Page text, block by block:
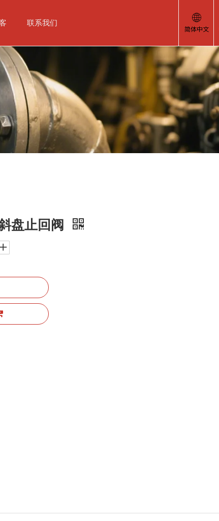
联系我们
简体中文
盘止回阀